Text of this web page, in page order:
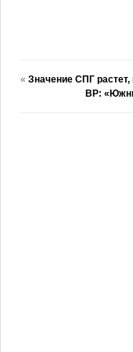
« Значение СПГ
BP: